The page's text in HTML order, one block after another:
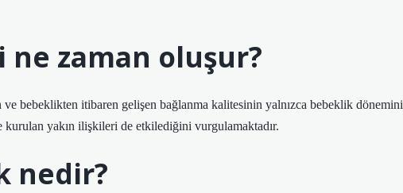
zaman oluşur?
ve bebeklikten itibaren gelişen bağlanma kalitesinin yalnızca bebeklik dönemini
yakın ilişkileri de etkilediğini vurgulamaktadır.
nedir?